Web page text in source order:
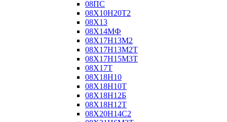
08ПС
08Х10Н20Т2
08Х13
08Х14МФ
08Х17Н13М2
08Х17Н13М2Т
08Х17Н15М3Т
08Х17Т
08Х18Н10
08Х18Н10Т
08Х18Н12Б
08Х18Н12Т
08Х20Н14С2